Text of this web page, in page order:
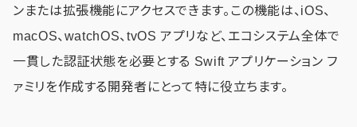
ンまたは拡張機能にアクセスできます。この機能は、iOS、
macOS、watchOS、tvOS アプリなど、エコシステム全体で
一貫した認証状態を必要とする Swift アプリケーション フ
ァミリを作成する開発者にとって特に役立ちます。